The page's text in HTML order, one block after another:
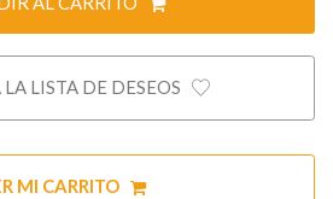
LISTA DE DESEOS
MI CARRITO